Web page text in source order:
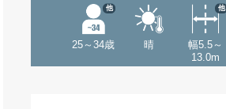
25～34歳
他
晴
幅5.5～
13.0m
他